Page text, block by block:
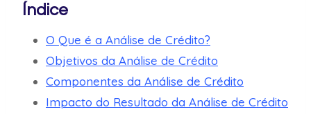
Índice
O Que é a Análise de Crédito?
Objetivos da Análise de Crédito
Componentes da Análise de Crédito
Impacto do Resultado da Análise de Crédito